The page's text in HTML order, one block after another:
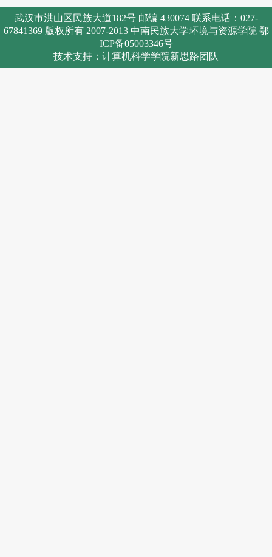
武汉市洪山区民族大道182号 邮编 430074 联系电话：027-
67841369 版权所有 2007-2013 中南民族大学环境与资源学院 鄂
ICP备05003346号
技术支持：计算机科学学院新思路团队